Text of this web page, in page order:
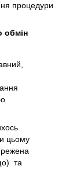
процедури
обмін
цьому
та